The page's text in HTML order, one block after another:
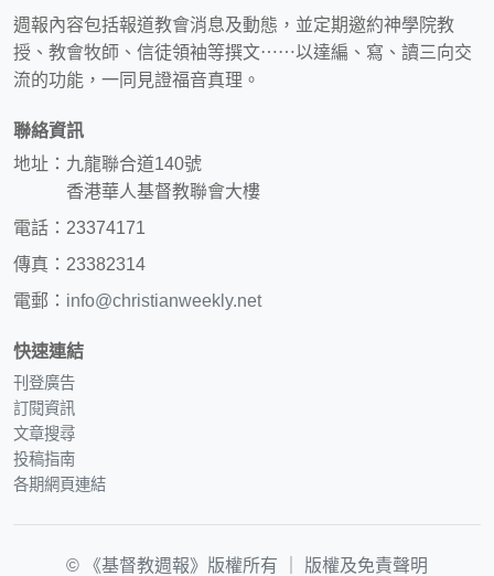
週報內容包括報道教會消息及動態，並定期邀約神學院教
授、教會牧師、信徒領袖等撰文⋯⋯以達編、寫、讀三向交
流的功能，一同見證福音真理。
聯絡資訊
地址：九龍聯合道140號
香港華人基督教聯會大樓
電話：23374171
傳真：23382314
電郵： info@christianweekly.net
快速連結
刊登廣告
訂閱資訊
文章搜尋
投稿指南
各期網頁連結
© 《基督教週報》版權所有 ｜ 版權及免責聲明